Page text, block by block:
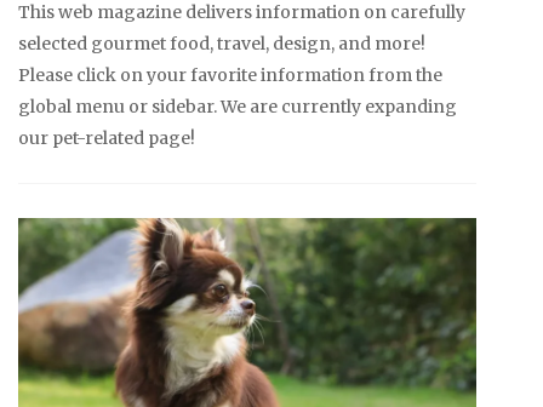
This web magazine delivers information on carefully
selected gourmet food, travel, design, and more!
Please click on your favorite information from the
global menu or sidebar. We are currently expanding
our pet-related page!